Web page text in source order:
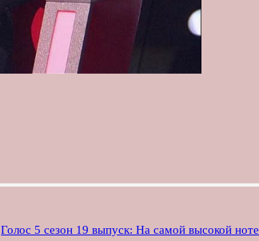
Голос 5 сезон 19 выпуск: На самой высокой ноте